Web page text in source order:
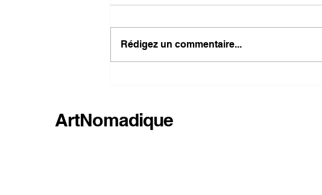
Rédigez un commentaire...
ArtNomadique